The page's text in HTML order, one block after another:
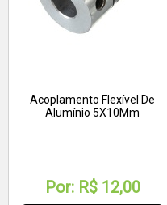
Acoplamento Flexível De
Alumínio 5X10Mm
Por: R$ 12,00